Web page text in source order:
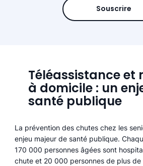
Souscrire
Téléassistance et
à domicile : un
santé publique
La prévention des chutes chez les
enjeu majeur de santé publique.
170 000 personnes âgées sont
chute et 20 000 personnes de plus